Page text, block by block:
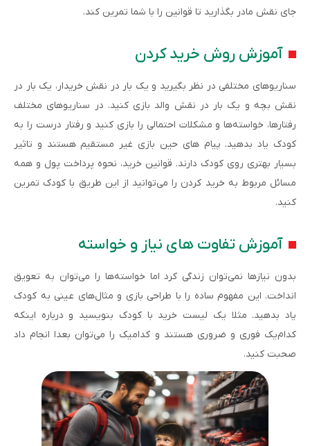
جای نقش مادر بگذارید تا قوانین را با شما تمرین کند.
آموزش روش خرید کردن
سناریوهای مختلفی در نظر بگیرید و یک بار در نقش خریدار، یک بار در
نقش بچه و یک بار در نقش والد بازی کنید. در سناریوهای مختلف
رفتارها، خواسته‌ها و مشکلات احتمالی را بازی کنید و رفتار درست را به
کودک یاد بدهید. پیام های حین بازی غیر مستقیم هستند و تاثیر
بسیار بهتری روی کودک دارند. قوانین خرید، نحوه پرداخت پول و همه
مسائل مربوط به خرید کردن را می‌توانید از این طریق با کودک تمرین
کنید.
آموزش تفاوت های نیاز و خواسته
بدون نیازها نمی‌توان زندگی کرد اما خواسته‌ها را می‌توان به تعویق
انداخت. این مفهوم ساده را با طراحی بازی و مثال‌های عینی به کودک
یاد بدهید. مثلا یک لیست خرید با کودک بنویسید و درباره اینکه
کدام‌یک فوری و ضروری هستند و کدامیک را می‌توان بعدا انجام داد
صحبت کنید.